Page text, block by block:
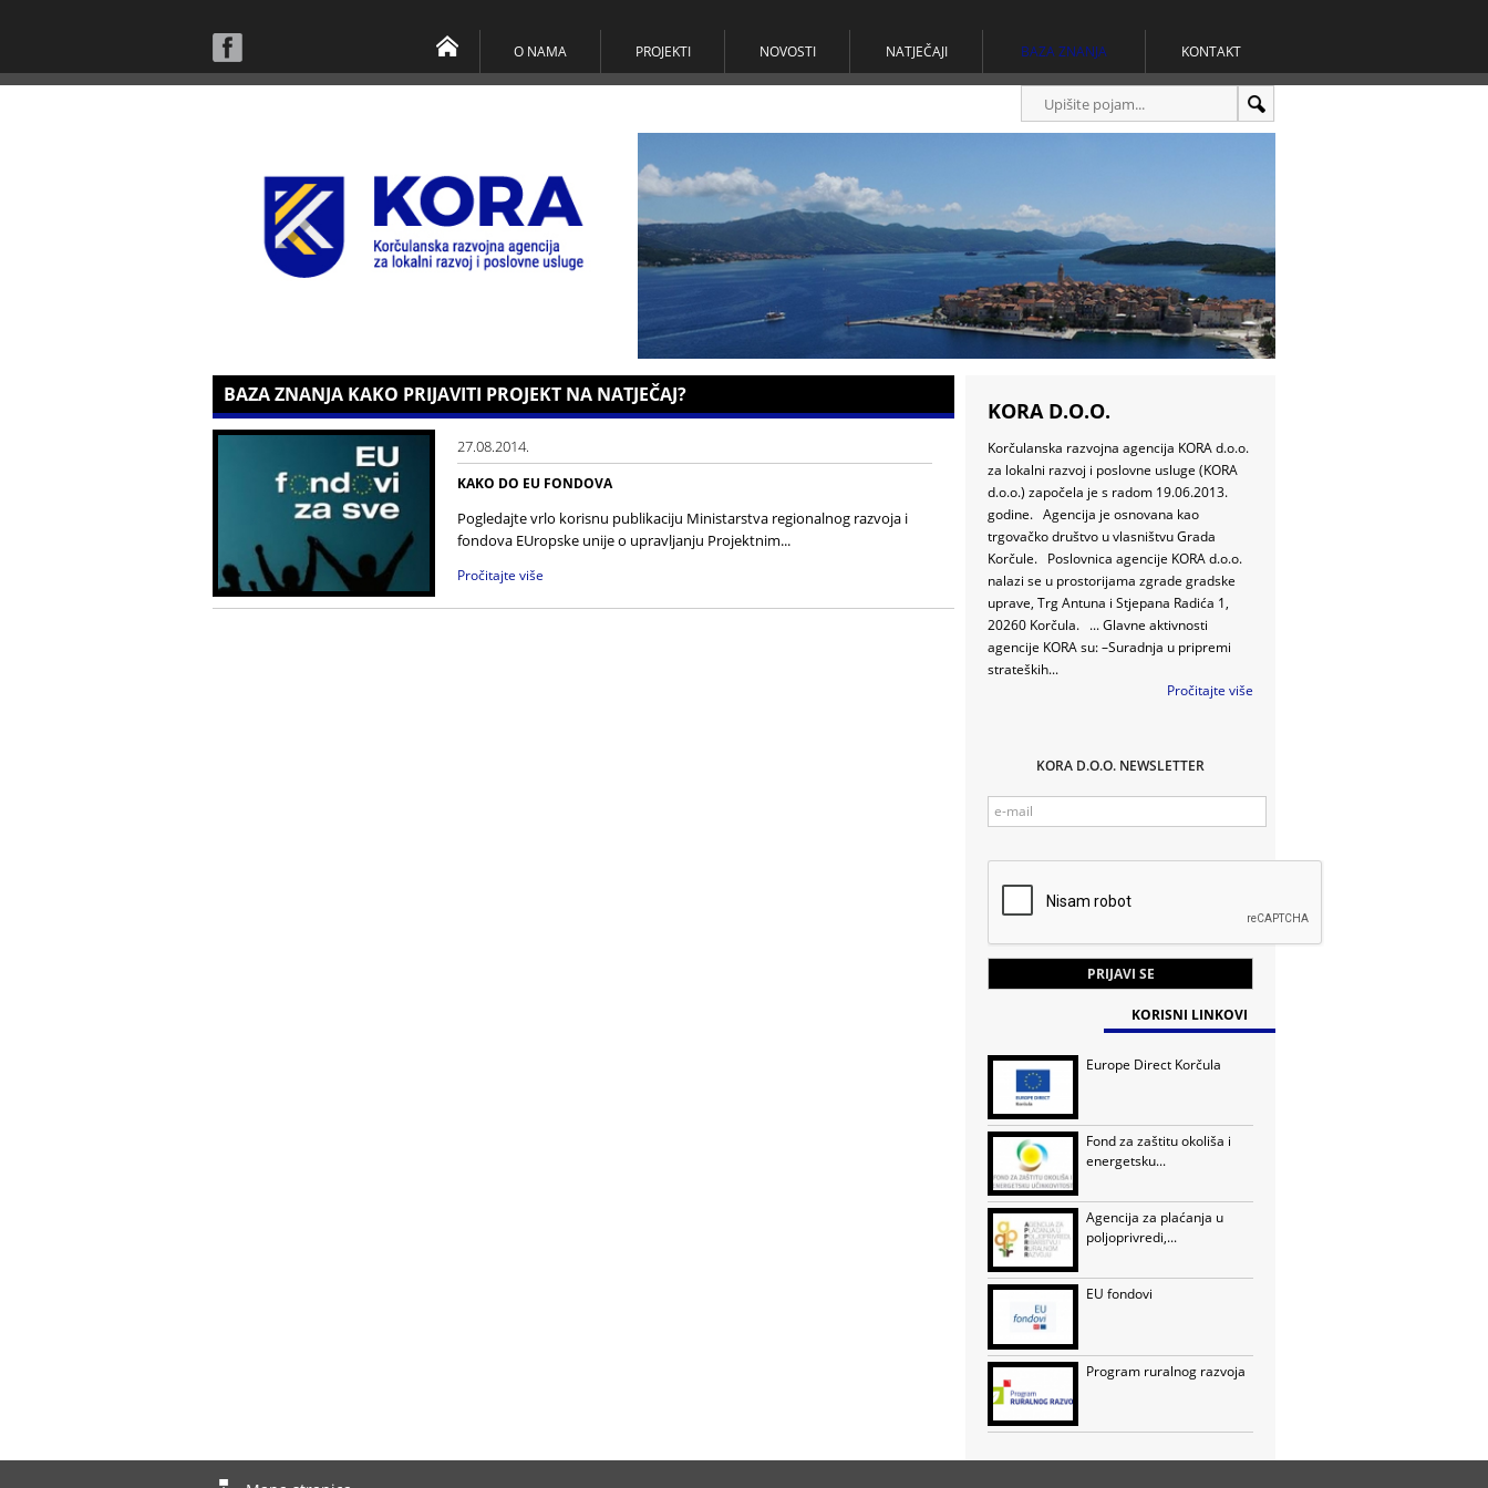
O NAMA PROJEKTI NOVOSTI NATJEČAJI BAZA ZNANJA KONTAKT
BAZA ZNANJA KAKO PRIJAVITI PROJEKT NA NATJEČAJ?
27.08.2014.
KAKO DO EU FONDOVA
Pogledajte vrlo korisnu publikaciju Ministarstva regionalnog razvoja i
fondova EUropske unije o upravljanju Projektnim...
Pročitajte više
KORA D.O.O.
Korčulanska razvojna agencija KORA d.o.o.
za lokalni razvoj i poslovne usluge (KORA
d.o.o.) započela je s radom 19.06.2013.
godine. Agencija je osnovana kao
trgovačko društvo u vlasništvu Grada
Korčule. Poslovnica agencije KORA d.o.o.
nalazi se u prostorijama zgrade gradske
uprave, Trg Antuna i Stjepana Radića 1,
20260 Korčula. ... Glavne aktivnosti
agencije KORA su: –Suradnja u pripremi
strateških...
Pročitajte više
KORA D.O.O. NEWSLETTER
KORISNI LINKOVI
Europe Direct Korčula
Fond za zaštitu okoliša i
energetsku...
Agencija za plaćanja u
poljoprivredi,...
EU fondovi
Program ruralnog razvoja